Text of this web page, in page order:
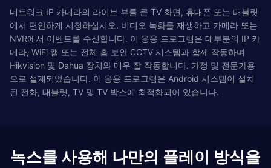
네트워크 IP 카메라의 라이브 뷰를 큰 TV 화면, 휴대폰 또는 태블릿
에서 편안하게 시청하십시오. 비디오 녹화를 재생하고 카메라 또는
NVR에서 이벤트를 수신합니다. 이 응용 프로그램은 대부분의 IP 카
메라, WiFi 캠 또는 전체 홈 보안 CCTV 시스템과 함께 작동하며
Hikvision 및 Dahua 장치와 매우 잘 작동합니다. 가정 및 전문가용
으로 설계되었습니다. 이 응용 프로그램은 Android 시스템이 설치
된 전화, 태블릿, TV 및 TV 박스에 최적화되어 있습니다.
녹스를 사용해 나만의 플레이 방식을